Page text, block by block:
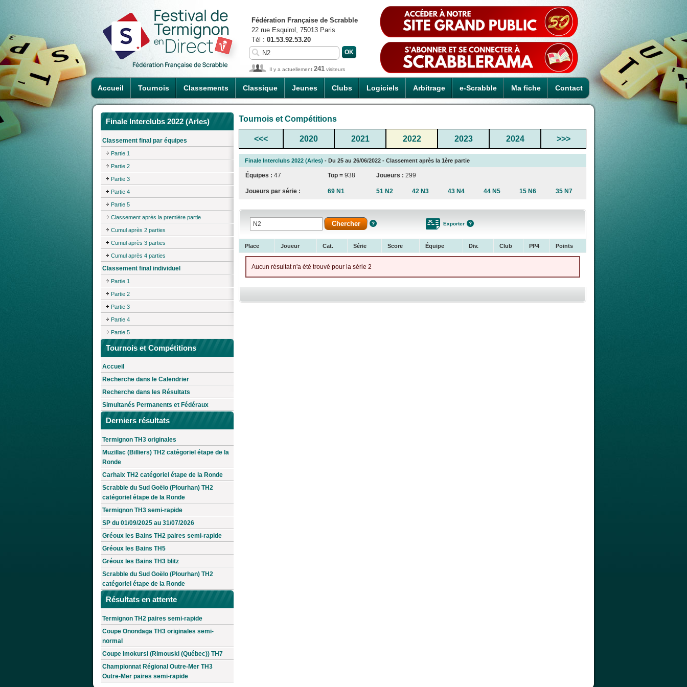
Accueil Tournois Classements Classique Jeunes Clubs Logiciels Arbitrage e-Scrabble Ma fiche Contact
Fédération Française de Scrabble
22 rue Esquirol, 75013 Paris
Tél : 01.53.92.53.20
Il y a actuellement 241 visiteurs
Finale Interclubs 2022 (Arles)
Classement final par équipes
Partie 1
Partie 2
Partie 3
Partie 4
Partie 5
Classement après la première partie
Cumul après 2 parties
Cumul après 3 parties
Cumul après 4 parties
Classement final individuel
Partie 1
Partie 2
Partie 3
Partie 4
Partie 5
Tournois et Compétitions
Accueil
Recherche dans le Calendrier
Recherche dans les Résultats
Simultanés Permanents et Fédéraux
Derniers résultats
Termignon TH3 originales
Muzillac (Billiers) TH2 catégoriel étape de la
Ronde
Carhaix TH2 catégoriel étape de la Ronde
Scrabble du Sud Goëlo (Plourhan) TH2
catégoriel étape de la Ronde
Termignon TH3 semi-rapide
SP du 01/09/2025 au 31/07/2026
Gréoux les Bains TH2 paires semi-rapide
Gréoux les Bains TH5
Gréoux les Bains TH3 blitz
Scrabble du Sud Goëlo (Plourhan) TH2
catégoriel étape de la Ronde
Résultats en attente
Termignon TH2 paires semi-rapide
Coupe Onondaga TH3 originales semi-
normal
Coupe Imokursi (Rimouski (Québec)) TH7
Championnat Régional Outre-Mer TH3
Outre-Mer paires semi-rapide
Tournois et Compétitions
<<< 2020 2021 2022 2023 2024 >>>
Finale Interclubs 2022 (Arles) - Du 25 au 26/06/2022 - Classement après la 1ère partie
Équipes : 47 Top = 938 Joueurs : 299
Joueurs par série : 69 N1 51 N2 42 N3 43 N4 44 N5 15 N6 35 N7
Exporter
Place Joueur Cat. Série Score Équipe Div. Club PP4 Points
Aucun résultat n'a été trouvé pour la série 2